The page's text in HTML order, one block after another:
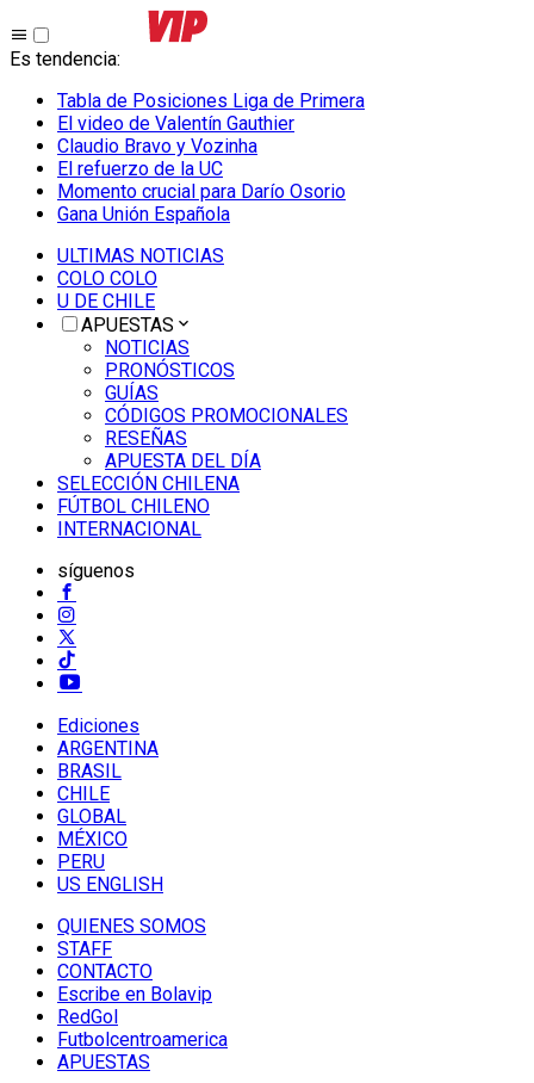
Es tendencia:
Tabla de Posiciones Liga de Primera
El video de Valentín Gauthier
Claudio Bravo y Vozinha
El refuerzo de la UC
Momento crucial para Darío Osorio
Gana Unión Española
ULTIMAS NOTICIAS
COLO COLO
U DE CHILE
APUESTAS
NOTICIAS
PRONÓSTICOS
GUÍAS
CÓDIGOS PROMOCIONALES
RESEÑAS
APUESTA DEL DÍA
SELECCIÓN CHILENA
FÚTBOL CHILENO
INTERNACIONAL
síguenos
Ediciones
ARGENTINA
BRASIL
CHILE
GLOBAL
MÉXICO
PERU
US ENGLISH
QUIENES SOMOS
STAFF
CONTACTO
Escribe en Bolavip
RedGol
Futbolcentroamerica
APUESTAS